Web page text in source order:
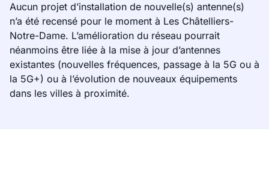
Aucun projet d’installation de nouvelle(s) antenne(s)
n’a été recensé pour le moment à Les Châtelliers-
Notre-Dame. L’amélioration du réseau pourrait
néanmoins être liée à la mise à jour d’antennes
existantes (nouvelles fréquences, passage à la 5G ou à
la 5G+) ou à l’évolution de nouveaux équipements
dans les villes à proximité.